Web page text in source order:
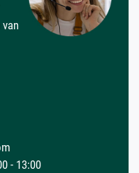
- 13:00